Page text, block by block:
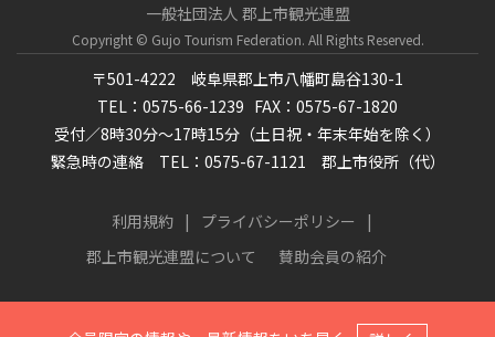
一般社団法人 郡上市観光連盟
Copyright © Gujo Tourism Federation. All Rights Reserved.
〒501-4222 岐阜県郡上市八幡町島谷130-1
TEL：0575-66-1239 FAX：0575-67-1820
受付／8時30分～17時15分（土日祝・年末年始を除く）
緊急時の連絡 TEL：0575-67-1121 郡上市役所（代）
利用規約
プライバシーポリシー
郡上市観光連盟について
賛助会員の紹介